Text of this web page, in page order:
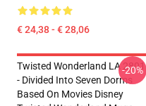
€ 24,38 - € 28,06
Twisted Wonderland LA 2801
- Divided Into Seven Dorms
Based On Movies Disney
-20%